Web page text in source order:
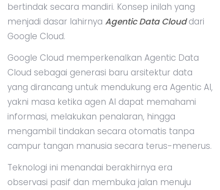
bertindak secara mandiri. Konsep inilah yang
menjadi dasar lahirnya Agentic Data Clouddari
Google Cloud.
Google Cloud memperkenalkan Agentic Data
Cloud sebagai generasi baru arsitektur data
yang dirancang untuk mendukung era Agentic AI,
yakni masa ketika agen AI dapat memahami
informasi, melakukan penalaran, hingga
mengambil tindakan secara otomatis tanpa
campur tangan manusia secara terus-menerus.
Teknologi ini menandai berakhirnya era
observasi pasif dan membuka jalan menuju